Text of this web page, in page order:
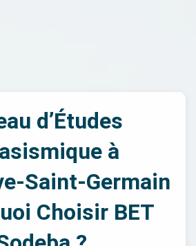
d’Études
à
Saint-Germain
Choisir BET